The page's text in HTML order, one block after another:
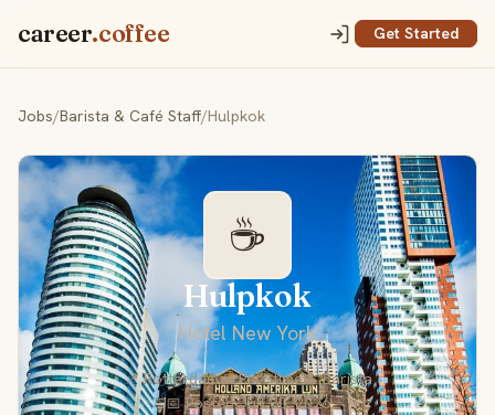
career.coffee Get Started
Jobs/Barista & Café Staff/Hulpkok
☕
Hulpkok
Hotel New York
📍 Rotterdam💼 Part-time👤 Barista
📅 Posted Jun 30, 2026